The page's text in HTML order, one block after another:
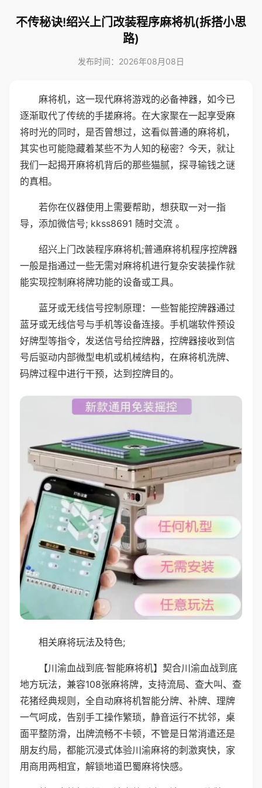
不传秘诀!绍兴上门改装程序麻将机(拆搭小思
路)
发布时间：2026年08月08日
麻将机，这一现代麻将游戏的必备神器，如今已
逐渐取代了传统的手搓麻将。在大家聚在一起享受麻
将时光的同时，是否曾想过，这看似普通的麻将机，
其实也可能隐藏着某些不为人知的秘密？今天，就让
我们一起揭开麻将机背后的那些猫腻，探寻输钱之谜
的真相。
若你在仪器使用上需要帮助，想获取一对一指
导，添加微信号; kkss8691 随时交流 。
绍兴上门改装程序麻将机;普通麻将机程序控牌器
一般是指通过一些无需对麻将机进行复杂安装操作就
能实现控制麻将牌功能的设备或工具。
蓝牙或无线信号控制原理：一些智能控牌器通过
蓝牙或无线信号与手机等设备连接。手机端软件预设
好牌型等指令，发送信号给控牌器，控牌器接收到信
号后驱动内部微型电机或机械结构，在麻将机洗牌、
码牌过程中进行干预，达到控牌目的。
相关麻将玩法及特色;
【川渝血战到底·智能麻将机】契合川渝血战到底
地方玩法，兼容108张麻将牌，支持流局、查大叫、查
花猪经典规则，全自动麻将机智能分牌、补牌、理牌
一气呵成，告别手工操作繁琐，静音运行不扰邻，桌
面平整防滑，出牌流畅不卡顿，不管是日常消遣还是
朋友约局，都能沉浸式体验川渝麻将的刺激爽快，家
用商用两相宜，解锁地道巴蜀麻将快感。